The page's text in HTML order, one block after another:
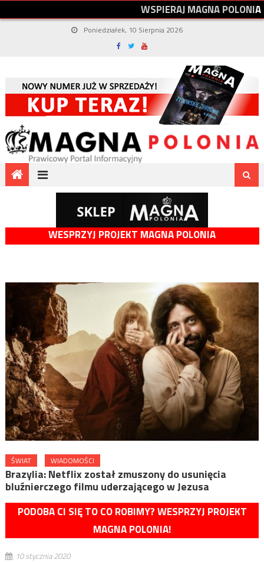
WSPIERAJMAGNAPOLONIA
Poniedziałek, 10 Sierpnia 2026
WESPRZYJ PROJEKT MAGNA POLONIA
ŚWIAT WIADOMOŚCI
Brazylia: Netflix został zmuszony do usunięcia
bluźnierczego filmu uderzającego w Jezusa
PODOBA CI SIĘ TO CO ROBIMY? WESPRZYJ PROJEKT
MAGNA POLONIA!
10 stycznia 2020